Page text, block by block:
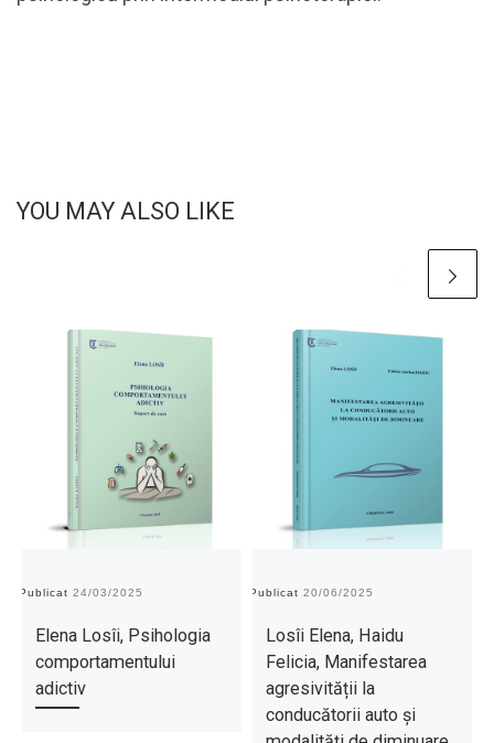
YOU MAY ALSO LIKE
Publicat 24/03/2025
Elena Losîi, Psihologia
comportamentului
adictiv
Publicat 20/06/2025
Losîi Elena, Haidu
Felicia, Manifestarea
agresivității la
conducătorii auto și